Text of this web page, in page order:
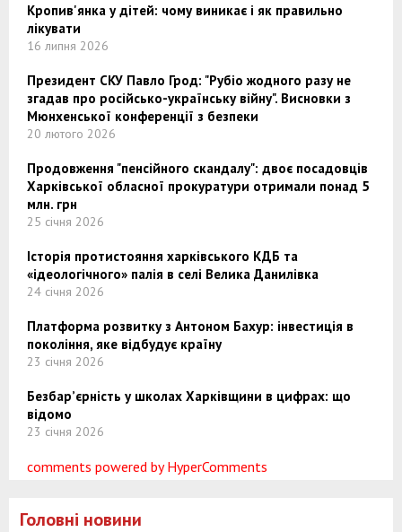
Кропив'янка у дітей: чому виникає і як правильно
лікувати
16 липня 2026
Президент СКУ Павло Грод: "Рубіо жодного разу не
згадав про російсько-українську війну". Висновки з
Мюнхенської конференції з безпеки
20 лютого 2026
Продовження "пенсійного скандалу": двоє посадовців
Харківської обласної прокуратури отримали понад 5
млн. грн
25 січня 2026
Історія протистояння харківського КДБ та
«ідеологічного» палія в селі Велика Данилівка
24 січня 2026
Платформа розвитку з Антоном Бахур: інвестиція в
покоління, яке відбудує країну
23 січня 2026
Безбар’єрність у школах Харківщини в цифрах: що
відомо
23 січня 2026
comments powered by HyperComments
Головні новини